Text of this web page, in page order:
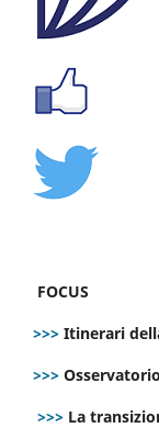
FOCUS
>>> Itinerari
>>>
>>> La